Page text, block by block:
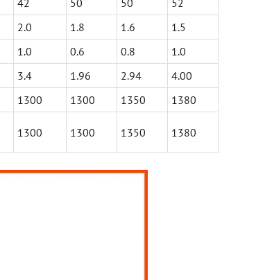
42 50 50
52
2.0 1.8 1.6
1.5
1.0 0.6 0.8
1.0
3.4 1.96 2.94
4.00
1300 1300 1350
1380
1300 1300 1350 1380